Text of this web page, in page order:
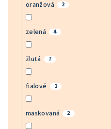
oranžová 2
zelená 4
žlutá 7
fialové 1
maskovaná 2